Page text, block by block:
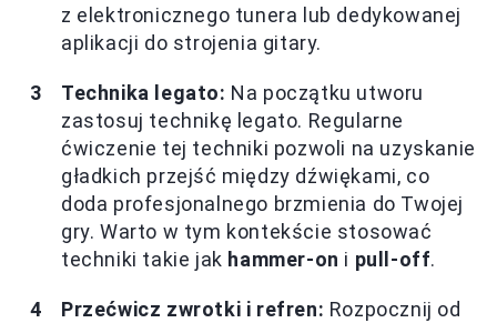
z elektronicznego tunera lub dedykowanej
aplikacji do strojenia gitary.
Technika legato: Na początku utworu
zastosuj technikę legato. Regularne
ćwiczenie tej techniki pozwoli na uzyskanie
gładkich przejść między dźwiękami, co
doda profesjonalnego brzmienia do Twojej
gry. Warto w tym kontekście stosować
techniki takie jak hammer-on i pull-off.
Przećwicz zwrotki i refren: Rozpocznij od